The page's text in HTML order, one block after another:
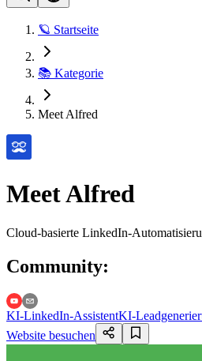
🪐 Startseite
📚 Kategorie
Meet Alfred
Meet Alfred
Cloud-basierte LinkedIn-
Community:
KI-LinkedIn-AssistentKI-
Website besuchen